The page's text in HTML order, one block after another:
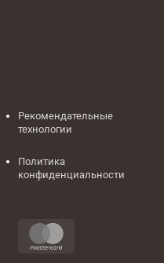
Рекомендательные
технологии
Политика
конфиденциальности